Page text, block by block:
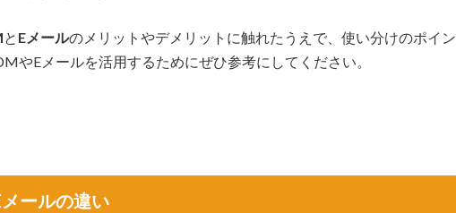
と Eメールのメリットやデメリットに触れたうえで、使い分けのポイン
やEメールを活用するためにぜひ参考にしてください。
ールの違い